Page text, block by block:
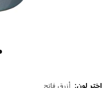
لون: أزرق فاتح